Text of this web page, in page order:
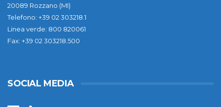
20089 Rozzano (MI)
Telefono: +39 02 303218.1
Linea verde: 800 820061
Fax: +39 02 303218.500
SOCIAL MEDIA